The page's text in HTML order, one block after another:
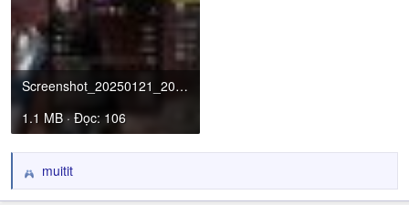
Screenshot_20250121_201539_King Arthur.jpg
1.1 MB · Đọc: 106
R
e
muitit